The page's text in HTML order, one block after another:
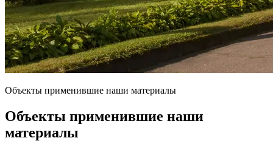
Объекты применившие наши материалы
Объекты применившие наши
материалы